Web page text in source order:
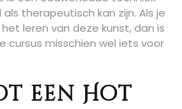
therapeutisch kan zijn. Als je
leren van deze kunst, dan is
cursus misschien wel iets voor
een Hot